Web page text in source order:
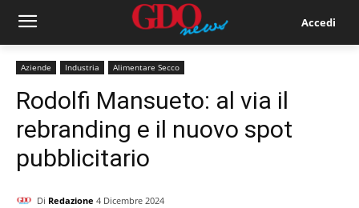
Accedi
Aziende Industria Alimentare Secco
Rodolfi Mansueto: al via il
rebranding e il nuovo spot
pubblicitario
Di Redazione 4 Dicembre 2024